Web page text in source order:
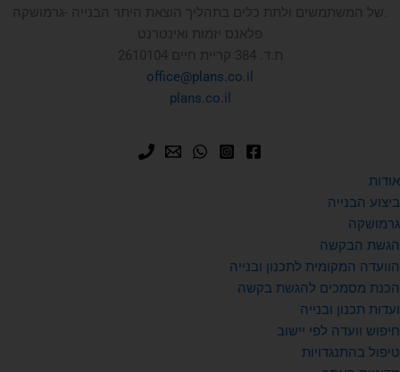
פלאנס יזמות ואינטרנט
ת.ד. 384 קריית חיים 2610104
office@plans.co.il
plans.co.il
אודות
ביצוע הבנייה
גרמושקה
הגשת הבקשה
הוועדה המקומית לתכנון ובנייה
הכנת מסמכים להגשת בקשה
ועדות תכנון ובנייה
חיפוש וועדה לפי יישוב
טיפול בהתנגדויות